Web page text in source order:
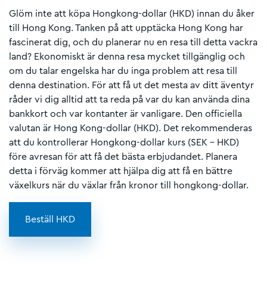
Glöm inte att köpa Hongkong-dollar (HKD) innan du åker
till Hong Kong. Tanken på att upptäcka Hong Kong har
fascinerat dig, och du planerar nu en resa till detta vackra
land? Ekonomiskt är denna resa mycket tillgänglig och
om du talar engelska har du inga problem att resa till
denna destination. För att få ut det mesta av ditt äventyr
råder vi dig alltid att ta reda på var du kan använda dina
bankkort och var kontanter är vanligare. Den officiella
valutan är Hong Kong-dollar (HKD). Det rekommenderas
att du kontrollerar Hongkong-dollar kurs (SEK – HKD)
före avresan för att få det bästa erbjudandet. Planera
detta i förväg kommer att hjälpa dig att få en bättre
växelkurs när du växlar från kronor till hongkong-dollar.
Beställ HKD